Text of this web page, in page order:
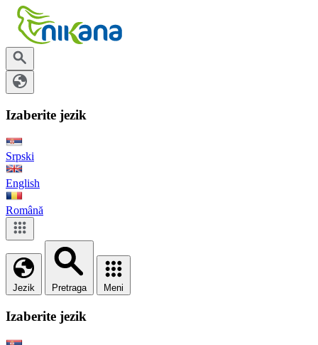
Izaberite jezik
Srpski
English
Română
Jezik Pretraga Meni
Izaberite jezik